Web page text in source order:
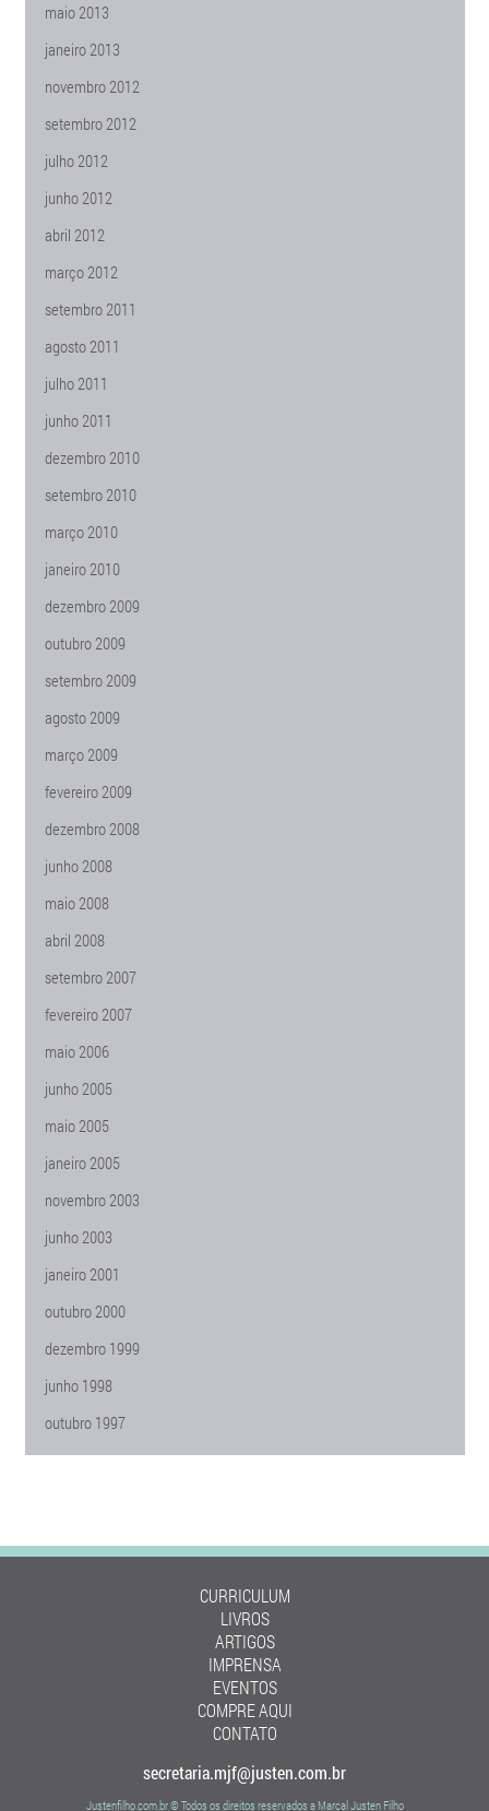
maio 2013
janeiro 2013
novembro 2012
setembro 2012
julho 2012
junho 2012
abril 2012
março 2012
setembro 2011
agosto 2011
julho 2011
junho 2011
dezembro 2010
setembro 2010
março 2010
janeiro 2010
dezembro 2009
outubro 2009
setembro 2009
agosto 2009
março 2009
fevereiro 2009
dezembro 2008
junho 2008
maio 2008
abril 2008
setembro 2007
fevereiro 2007
maio 2006
junho 2005
maio 2005
janeiro 2005
novembro 2003
junho 2003
janeiro 2001
outubro 2000
dezembro 1999
junho 1998
outubro 1997
CURRICULUM
LIVROS
ARTIGOS
IMPRENSA
EVENTOS
COMPRE AQUI
CONTATO
secretaria.mjf@justen.com.br
Justenfilho.com.br © Todos os direitos reservados a Marçal Justen Filho